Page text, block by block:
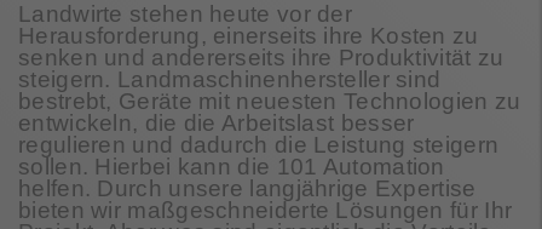
Landwirte stehen heute vor der
Herausforderung, einerseits ihre Kosten zu
senken und andererseits ihre Produktivität zu
steigern. Landmaschinenhersteller sind
bestrebt, Geräte mit neuesten Technologien zu
entwickeln, die die Arbeitslast besser
regulieren und dadurch die Leistung steigern
sollen. Hierbei kann die 101 Automation
helfen. Durch unsere langjährige Expertise
bieten wir maßgeschneiderte Lösungen für Ihr